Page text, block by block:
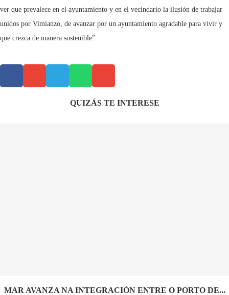
ver que prevalece en el ayuntamiento y en el vecindario la ilusión de trabajar
unidos por Vimianzo, de avanzar por un ayuntamiento agradable para vivir y
que crezca de manera sostenible”.
QUIZÁS TE INTERESE
MAR AVANZA NA INTEGRACIÓN ENTRE O PORTO DE...